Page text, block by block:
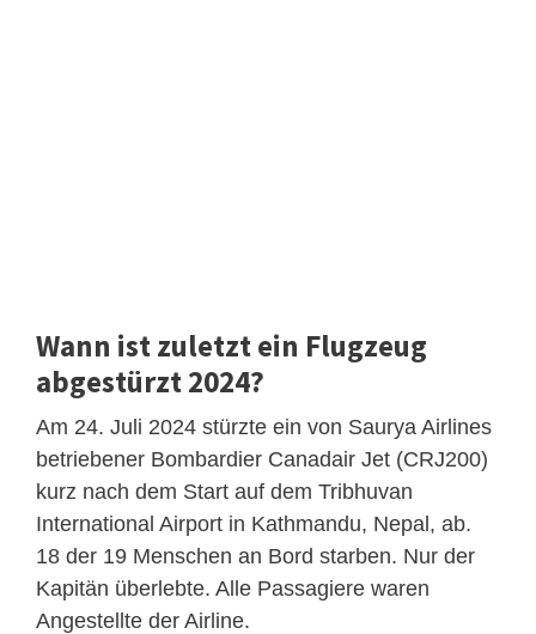
Wann ist zuletzt ein Flugzeug
abgestürzt 2024?
Am 24. Juli 2024 stürzte ein von Saurya Airlines
betriebener Bombardier Canadair Jet (CRJ200)
kurz nach dem Start auf dem Tribhuvan
International Airport in Kathmandu, Nepal, ab.
18 der 19 Menschen an Bord starben. Nur der
Kapitän überlebte. Alle Passagiere waren
Angestellte der Airline.